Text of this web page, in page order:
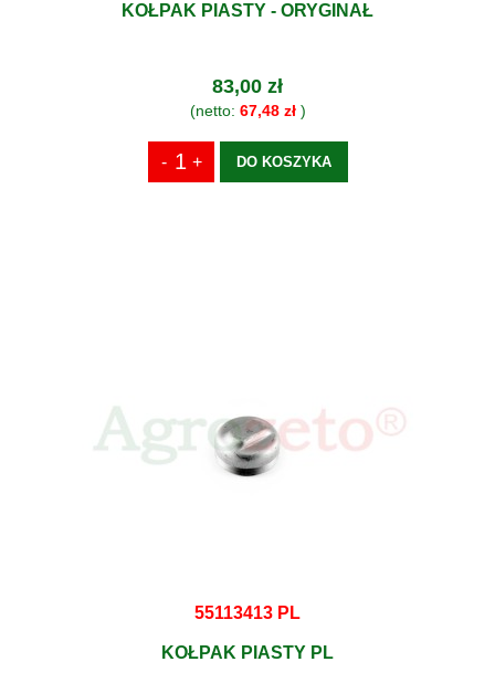
KOŁPAK PIASTY - ORYGINAŁ
83,00 zł
(netto: 67,48 zł)
DO KOSZYKA
55113413 PL
KOŁPAK PIASTY PL